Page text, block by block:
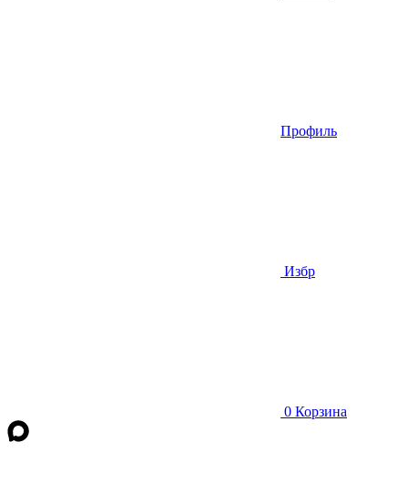
Профиль
Избр
0 Корзина